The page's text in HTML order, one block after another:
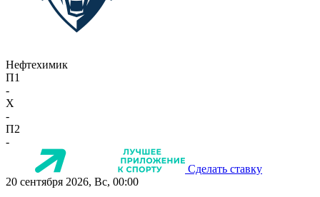
Нефтехимик
П1
-
X
-
П2
-
Сделать ставку
20 сентября 2026, Вс, 00:00